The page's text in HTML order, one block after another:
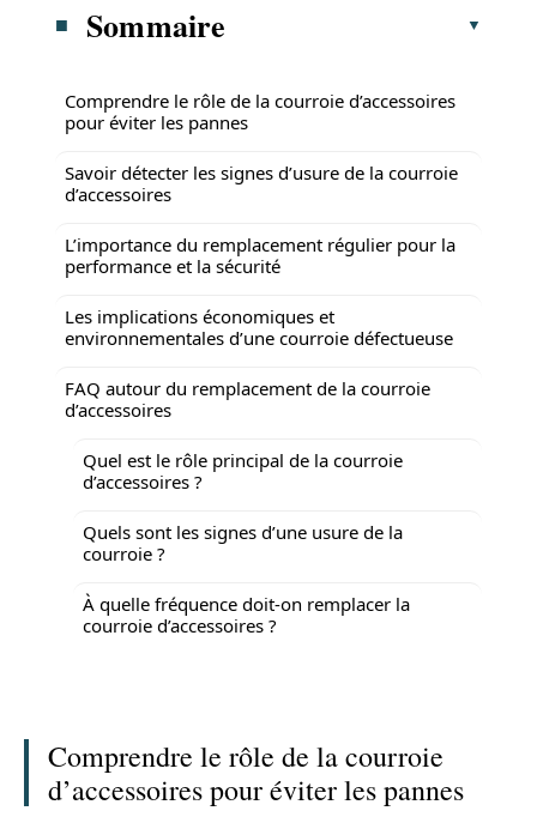
Sommaire
Comprendre le rôle de la courroie d’accessoires
pour éviter les pannes
Savoir détecter les signes d’usure de la courroie
d’accessoires
L’importance du remplacement régulier pour la
performance et la sécurité
Les implications économiques et
environnementales d’une courroie défectueuse
FAQ autour du remplacement de la courroie
d’accessoires
Quel est le rôle principal de la courroie
d’accessoires ?
Quels sont les signes d’une usure de la
courroie ?
À quelle fréquence doit-on remplacer la
courroie d’accessoires ?
Comprendre le rôle de la courroie
d’accessoires pour éviter les pannes